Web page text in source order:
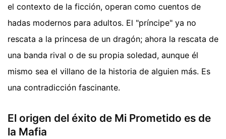
el contexto de la ficción, operan como cuentos de
hadas modernos para adultos. El "príncipe" ya no
rescata a la princesa de un dragón; ahora la rescata de
una banda rival o de su propia soledad, aunque él
mismo sea el villano de la historia de alguien más. Es
una contradicción fascinante.
El origen del éxito de Mi Prometido es de
la Mafia